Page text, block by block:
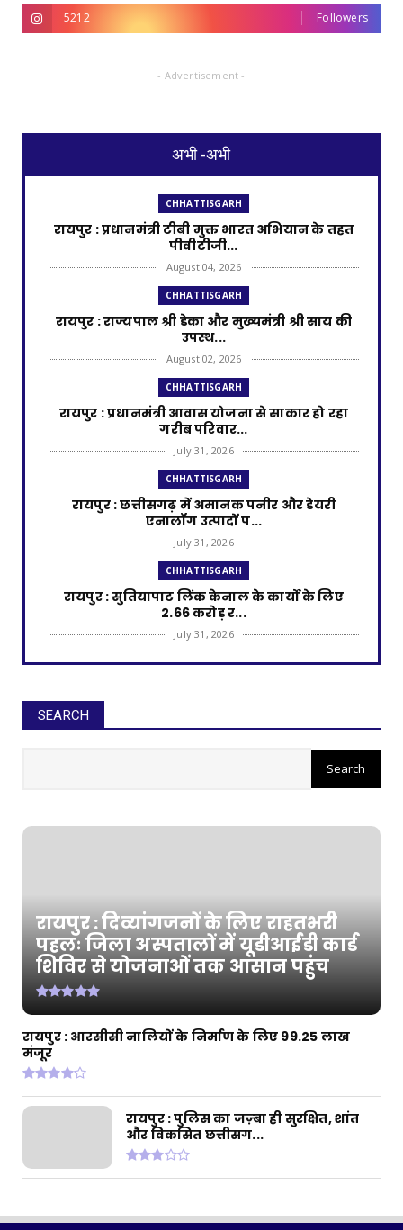
5212 Followers
- Advertisement -
अभी -अभी
CHHATTISGARH
रायपुर : प्रधानमंत्री टीबी मुक्त भारत अभियान के तहत
पीवीटीजी...
August 04, 2026
CHHATTISGARH
रायपुर : राज्यपाल श्री डेका और मुख्यमंत्री श्री साय की
उपस्थ...
August 02, 2026
CHHATTISGARH
रायपुर : प्रधानमंत्री आवास योजना से साकार हो रहा
गरीब परिवार...
July 31, 2026
CHHATTISGARH
रायपुर : छत्तीसगढ़ में अमानक पनीर और डेयरी
एनालॉग उत्पादों प...
July 31, 2026
CHHATTISGARH
रायपुर : सुतियापाट लिंक केनाल के कार्यों के लिए
2.66 करोड़ र...
July 31, 2026
CHHATTISGARH
July 31, 2026
July 30, 2026
CHHATTISGARH
रायपुर : धरती आबा जनजातीय ग्राम उत्कर्ष अभियान
CHHATTISGARH
SEARCH
रायपुर : दिव्यांगजनों के लिए राहतभरी
पहलः जिला अस्पतालों में यूडीआईडी कार्ड
शिविर से योजनाओं तक आसान पहुंच
रायपुर : आरसीसी नालियों के निर्माण के लिए 99.25 लाख
मंजूर
रायपुर : पुलिस का जज़्बा ही सुरक्षित, शांत
और विकसित छत्तीसग...